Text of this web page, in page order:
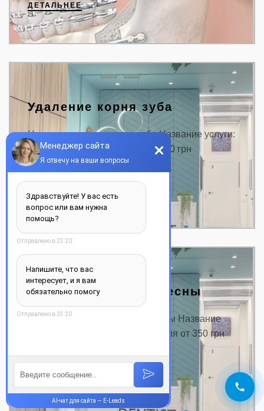
ДЕТАЛЬНЕЕ
Удаление корня зуба
Цена на удаление корня зуба Название услуги:
Цена от, грн. Консультация от 350 грн
Удаление…
Лечение рецессии десны
Цена на лечение рецессии десны Название
услуги: Цена от, грн. Консультация от 350 грн
ДЕТАЛЬНЕЕ